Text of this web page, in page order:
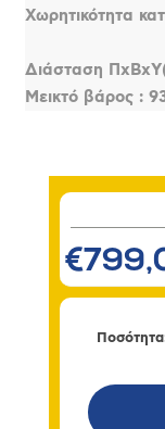
Χωρητικότητα
Διάσταση
Μεικτό βάρος :